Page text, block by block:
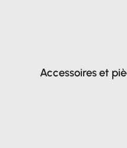
Accessoires et